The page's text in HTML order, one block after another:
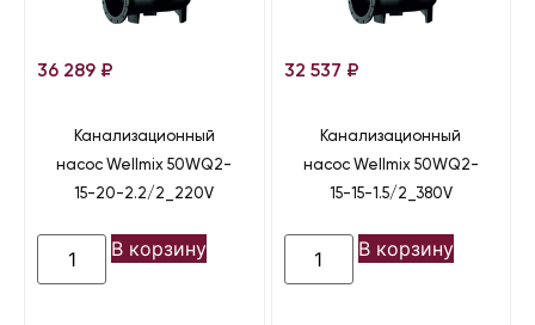
36 289 ₽
Канализационный
насос Wellmix 50WQ2-
15-20-2.2/2_220V
В корзину
32 537 ₽
Канализационный
насос Wellmix 50WQ2-
15-15-1.5/2_380V
В корзину